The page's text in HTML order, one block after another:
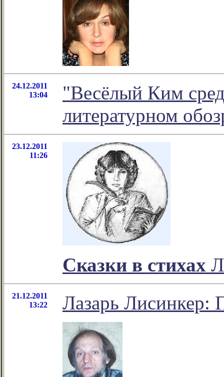
24.12.2011
13:04
"Весёлый Ким
литературном
23.12.2011
11:26
Сказки в стихах
21.12.2011
13:22
Лазарь Лисинкер: